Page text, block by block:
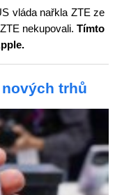
vláda nařkla ZTE ze
nekupovali.Tímto
trhů